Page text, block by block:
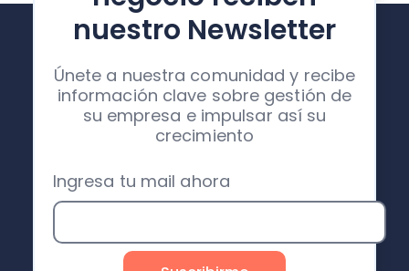
nuestro Newsletter
Únete a nuestra comunidad y recibe
información clave sobre gestión de
su empresa e impulsar así su
crecimiento
Ingresa tu mail ahora